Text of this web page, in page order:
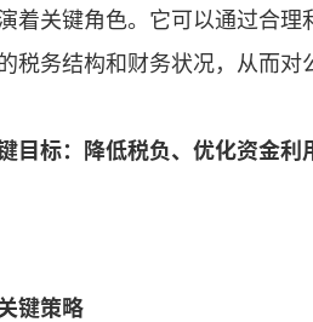
着关键角色。它可以通过合
税务结构和财务状况，从而对
目标：降低税负、优化资金
键策略